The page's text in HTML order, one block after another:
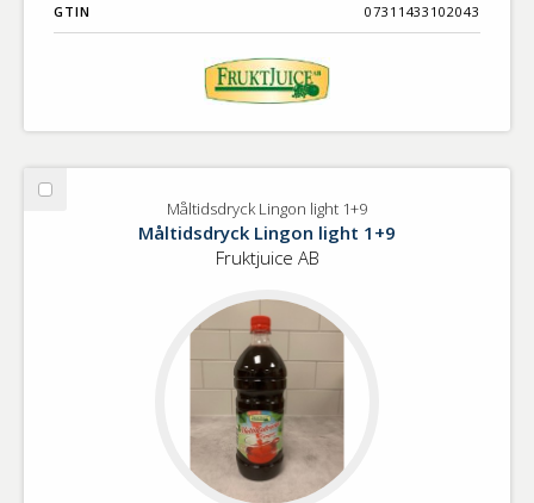
GTIN 07311433102043
Välj
Måltidsdryck Lingon light 1+9
Måltidsdryck Lingon light 1+9
Fruktjuice AB